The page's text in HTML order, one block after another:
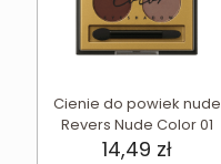
Cienie do powiek nude
Revers Nude Color 01
14,49 zł